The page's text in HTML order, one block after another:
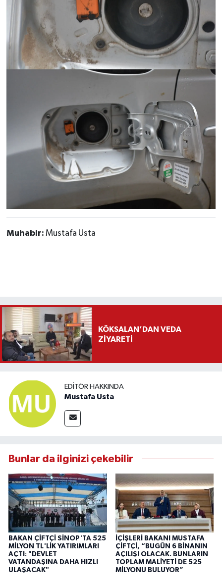
Muhabir: Mustafa Usta
KÖKSALAN’DAN VEDA
ZİYARETİ
EDITÖR HAKKINDA
Mustafa Usta
Bunlar da ilginizi çekebilir
BAKAN ÇİFTÇİ SİNOP'TA 525
MİLYON TL'LİK YATIRIMLARI
AÇTI: "DEVLET
VATANDAŞINA DAHA HIZLI
ULAŞACAK"
İÇİŞLERİ BAKANI MUSTAFA
ÇİFTÇİ, “BUGÜN 6 BİNANIN
AÇILIŞI OLACAK. BUNLARIN
TOPLAM MALİYETİ DE 525
MİLYONU BULUYOR”